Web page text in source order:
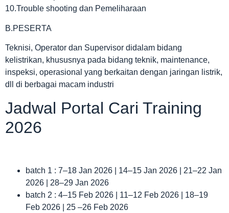
10.Trouble shooting dan Pemeliharaan
B.PESERTA
Teknisi, Operator dan Supervisor didalam bidang
kelistrikan, khususnya pada bidang teknik, maintenance,
inspeksi, operasional yang berkaitan dengan jaringan listrik,
dll di berbagai macam industri
Jadwal Portal Cari Training
2026
batch 1 : 7–18 Jan 2026 | 14–15 Jan 2026 | 21–22 Jan
2026 | 28–29 Jan 2026
batch 2 : 4–15 Feb 2026 | 11–12 Feb 2026 | 18–19
Feb 2026 | 25 –26 Feb 2026